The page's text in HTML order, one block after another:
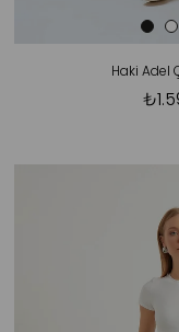
Haki Adel